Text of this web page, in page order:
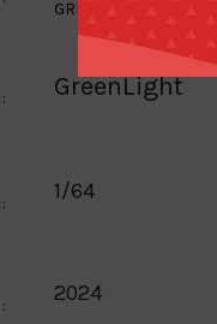
GREEN MACHINE
: GreenLight
: 1/64
: 2024